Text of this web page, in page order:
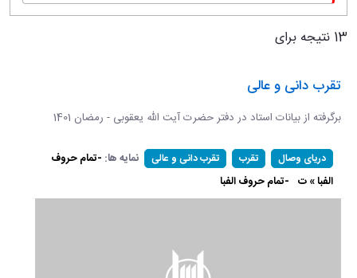
13 نتیجه برای
تقرب دانی و عالی
برگرفته از بیانات استاد در دفتر حضرت آیت الله یعقوبی - رمضان 1401
دریای وصال تقرب تقرب دانی و عالی نمایه ها: -تمام حروف
الفبا » ت -تمام حروف الفبا